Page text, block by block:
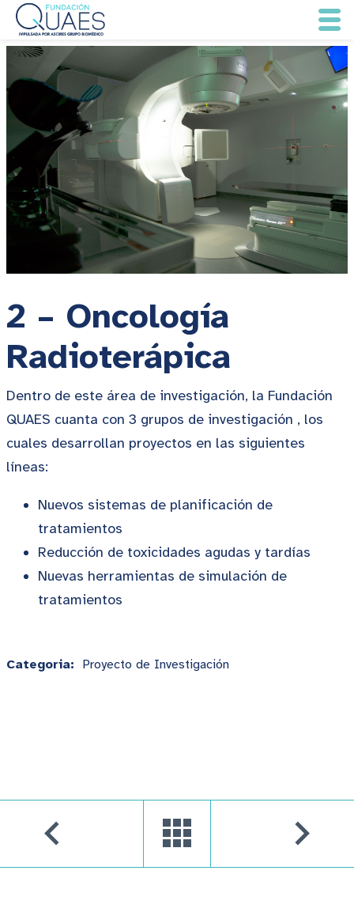
2 – Oncología
Radioterápica
Dentro de este área de investigación, la Fundación
QUAES cuanta con 3 grupos de investigación , los
cuales desarrollan proyectos en las siguientes
líneas:
Nuevos sistemas de planificación de
tratamientos
Reducción de toxicidades agudas y tardías
Nuevas herramientas de simulación de
tratamientos
Categoria: Proyecto de Investigación